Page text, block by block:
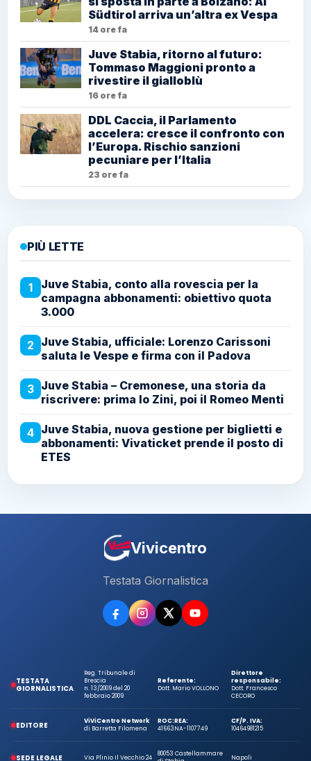
Südtirol arriva un’altra ex Vespa
14 ore fa
Juve Stabia, ritorno al futuro:
Tommaso Maggioni pronto a
rivestire il gialloblù
16 ore fa
DDL Caccia, il Parlamento
accelera: cresce il confronto con
l’Europa. Rischio sanzioni
pecuniare per l’Italia
23 ore fa
PIÙ LETTE
1
Juve Stabia, conto alla rovescia per la
campagna abbonamenti: obiettivo quota
3.000
2 Juve Stabia, ufficiale: Lorenzo Carissoni
saluta le Vespe e firma con il Padova
3 Juve Stabia – Cremonese, una storia da
riscrivere: prima lo Zini, poi il Romeo Menti
4 Juve Stabia, nuova gestione per biglietti e
abbonamenti: Vivaticket prende il posto di
ETES
Vivicentro
Testata Giornalistica
TESTATA
GIORNALISTICA
Reg. Tribunale di
Brescia
n. 13/2009 del 20
febbraio 2009
Referente:
Dott. Mario VOLLONO
Direttore
responsabile:
Dott. Francesco
CECORO
EDITORE
ViViCentro Network
di Barretta Filomena
ROC:
41663
REA:
NA-1107749
CF/P. IVA:
10464981215
SEDE LEGALE Via Plinio Il Vecchio 24
80053 Castellammare
Napoli